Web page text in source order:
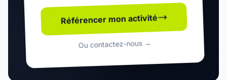
Référencer mon activité
Ou contactez-nous →